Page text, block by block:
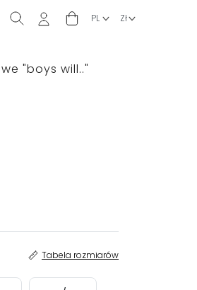
"boys will.."
Tabela rozmiarów